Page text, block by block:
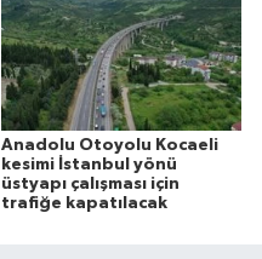
Anadolu Otoyolu Kocaeli
kesimi İstanbul yönü
üstyapı çalışması için
trafiğe kapatılacak